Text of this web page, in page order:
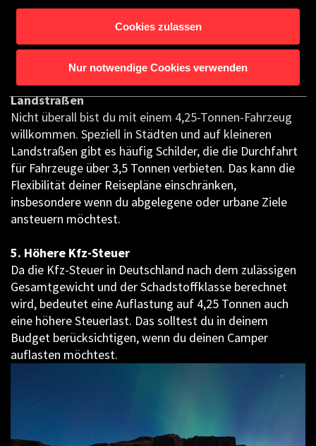
Cookies zulassen
Nur notwendige Cookies verwenden
erfordern oft zusätzliche Anmeldungen und verursachen
höhere Kosten, da die Maut meist kilometergenau nach
Emissionsklasse berechnet wird.
4. Einschränkungen in Städten und auf
Landstraßen
Nicht überall bist du mit einem 4,25-Tonnen-Fahrzeug
willkommen. Speziell in Städten und auf kleineren
Landstraßen gibt es häufig Schilder, die die Durchfahrt
für Fahrzeuge über 3,5 Tonnen verbieten. Das kann die
Flexibilität deiner Reisepläne einschränken,
insbesondere wenn du abgelegene oder urbane Ziele
ansteuern möchtest.
5. Höhere Kfz-Steuer
Da die Kfz-Steuer in Deutschland nach dem zulässigen
Gesamtgewicht und der Schadstoffklasse berechnet
wird, bedeutet eine Auflastung auf 4,25 Tonnen auch
eine höhere Steuerlast. Das solltest du in deinem
Budget berücksichtigen, wenn du deinen Camper
auflasten möchtest.